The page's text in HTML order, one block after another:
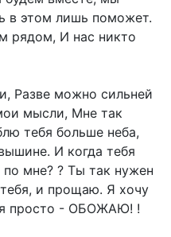
в этом лишь поможет.
рядом, И нас никто
Разве можно сильней
мысли, Мне так
тебя больше неба,
И когда тебя
мне? ? Ты так нужен
и прощаю. Я хочу
просто - ОБОЖАЮ! !